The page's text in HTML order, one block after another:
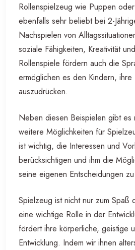
Rollenspielzeug wie Puppen
ebenfalls sehr beliebt bei 2-
Nachspielen von
soziale Fähigkeiten, Kreativität
Rollenspiele fördern auch die
ermöglichen es den Kindern, ihre
auszudrücken.
Neben diesen Beispielen gibt es
weitere Möglichkeiten für
ist wichtig, die Interessen und
berücksichtigen und ihm die
seine eigenen Entscheidungen
Spielzeug ist nicht nur zum Spaß
eine wichtige Rolle in der
fördert ihre körperliche, geistige
Entwicklung. Indem wir ihnen